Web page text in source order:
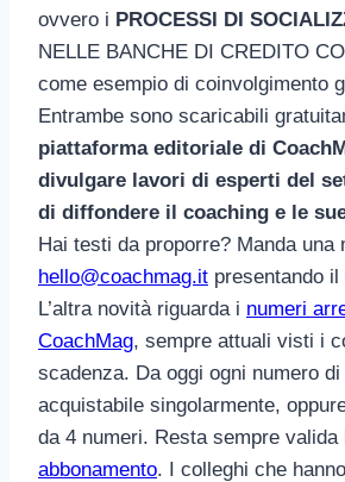
ovvero i PROCESSI DI
NELLE BANCHE DI CREDITO
come esempio di coinvolgimento
Entrambe sono scaricabili
piattaforma editoriale di
divulgare lavori di esperti del
di diffondere il coaching e le
Hai testi da proporre? Manda una
hello@coachmag.it presentando
L’altra novità riguarda i numeri
CoachMag, sempre attuali visti i
scadenza. Da oggi ogni numero
acquistabile singolarmente,
da 4 numeri. Resta sempre valida
abbonamento. I colleghi che